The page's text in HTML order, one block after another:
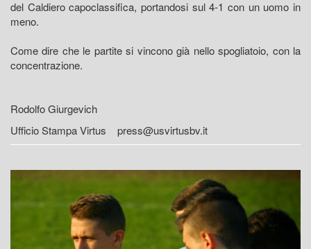
del Caldiero capoclassifica, portandosi sul 4-1 con un uomo in
meno.
Come dire che le partite si vincono già nello spogliatoio, con la
concentrazione.
Rodolfo Giurgevich
Ufficio Stampa Virtus press@usvirtusbv.it